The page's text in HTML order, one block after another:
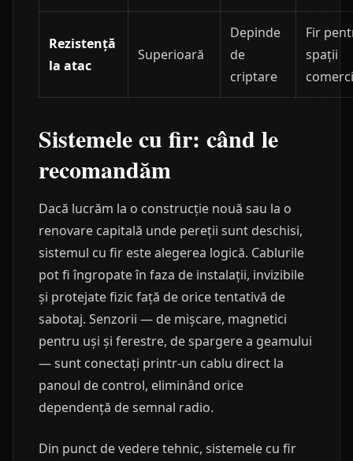
Rezistență
la atac
Superioară
Depinde
de
criptare
Fir
spații
Sistemele cu fir: când le
recomandăm
Dacă lucrăm la o construcție nouă sau la o
renovare capitală unde pereții sunt deschisi,
sistemul cu fir este alegerea logică. Cablurile
pot fi îngropate în faza de instalații, invizibile
și protejate fizic față de orice tentativă de
sabotaj. Senzorii — de mișcare, magnetici
pentru uși și ferestre, de spargere a geamului
— sunt conectați printr-un cablu direct la
panoul de control, eliminând orice
dependență de semnal radio.
Din punct de vedere tehnic, sistemele cu fir